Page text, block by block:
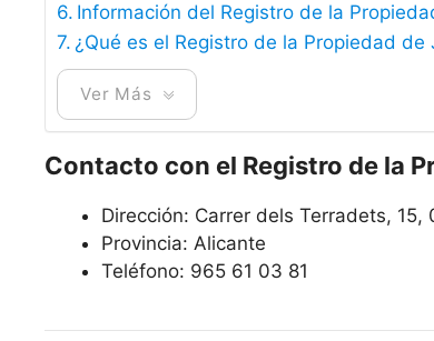
Información del Registro de la
¿Qué es el Registro de la Propiedad de
Ver Más
Contacto con el Registro de la
Dirección: Carrer dels Terradets, 15,
Provincia: Alicante
Teléfono: 965 61 03 81